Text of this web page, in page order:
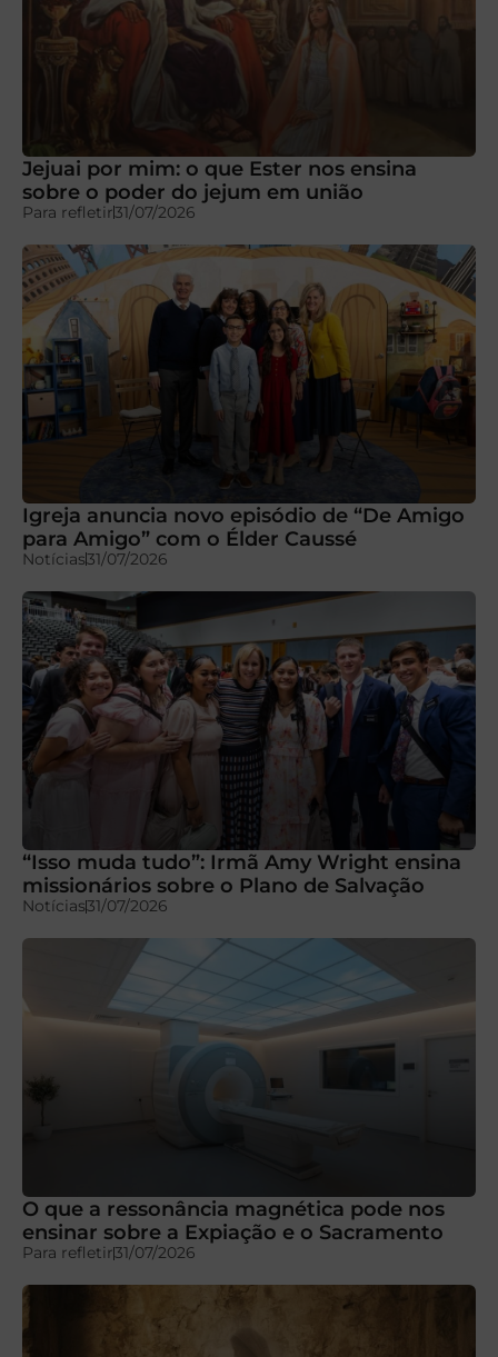
Jejuai por mim: o que Ester nos ensina
sobre o poder do jejum em união
Para refletir31/07/2026
Igreja anuncia novo episódio de “De Amigo
para Amigo” com o Élder Caussé
Notícias31/07/2026
“Isso muda tudo”: Irmã Amy Wright ensina
missionários sobre o Plano de Salvação
Notícias31/07/2026
O que a ressonância magnética pode nos
ensinar sobre a Expiação e o Sacramento
Para refletir31/07/2026